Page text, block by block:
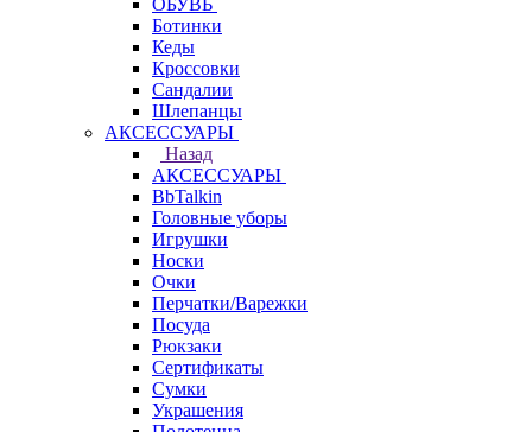
ОБУВЬ
Ботинки
Кеды
Кроссовки
Сандалии
Шлепанцы
АКСЕССУАРЫ
Назад
АКСЕССУАРЫ
BbTalkin
Головные уборы
Игрушки
Носки
Очки
Перчатки/Варежки
Посуда
Рюкзаки
Сертификаты
Сумки
Украшения